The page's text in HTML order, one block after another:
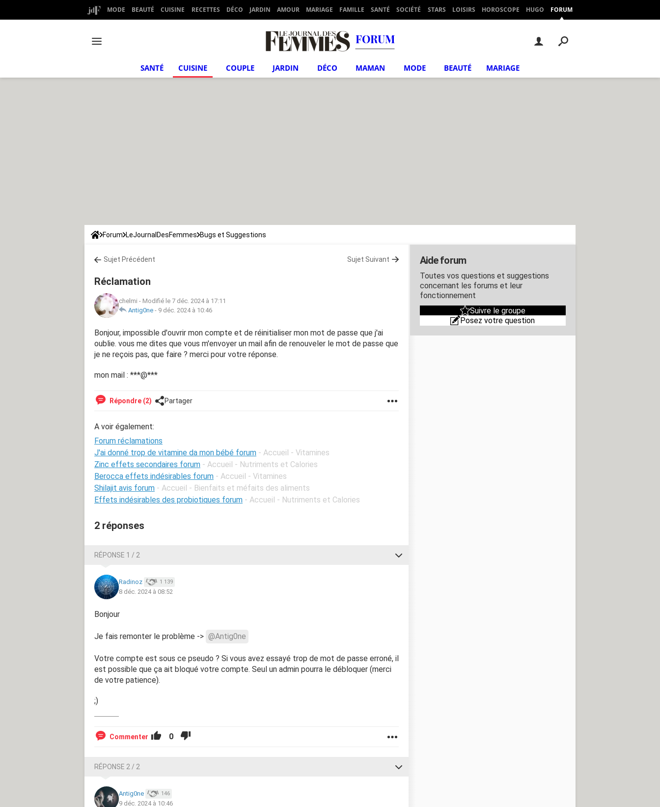
MODE BEAUTÉ CUISINE RECETTES DÉCO JARDIN AMOUR MARIAGE FAMILLE SANTÉ SOCIÉTÉ STARS LOISIRS HOROSCOPE HUGO FORUM
FORUM
SANTÉ CUISINE COUPLE JARDIN DÉCO MAMAN MODE BEAUTÉ MARIAGE
Forum LeJournalDesFemmes Bugs et Suggestions
Sujet Précédent Sujet Suivant
Réclamation
chelmi - Modifié le 7 déc. 2024 à 17:11
Antig0ne - 9 déc. 2024 à 10:46
Bonjour, impossible d'ouvrir mon compte et de réinitialiser mon mot de passe que j'ai
oublie. vous me dites que vous m'envoyer un mail afin de renouveler le mot de passe que
je ne reçois pas, que faire ? merci pour votre réponse.
mon mail : ***@***
Répondre (2) Partager
A voir également:
Forum réclamations
J'ai donné trop de vitamine da mon bébé forum - Accueil - Vitamines
Zinc effets secondaires forum - Accueil - Nutriments et Calories
Berocca effets indésirables forum - Accueil - Vitamines
Shilajit avis forum - Accueil - Bienfaits et méfaits des aliments
Effets indésirables des probiotiques forum - Accueil - Nutriments et Calories
2 réponses
RÉPONSE 1 / 2
Radinoz 1 139
8 déc. 2024 à 08:52
Bonjour
Je fais remonter le problème -> @Antig0ne
Votre compte est sous ce pseudo ? Si vous avez essayé trop de mot de passe erroné, il
est possible que ça ait bloqué votre compte. Seul un admin pourra le débloquer (merci
de votre patience).
;)
Commenter 0
RÉPONSE 2 / 2
Antig0ne 146
9 déc. 2024 à 10:46
Aide forum
Toutes vos questions et suggestions
concernant les forums et leur
fonctionnement
Suivre le groupe
Posez votre question